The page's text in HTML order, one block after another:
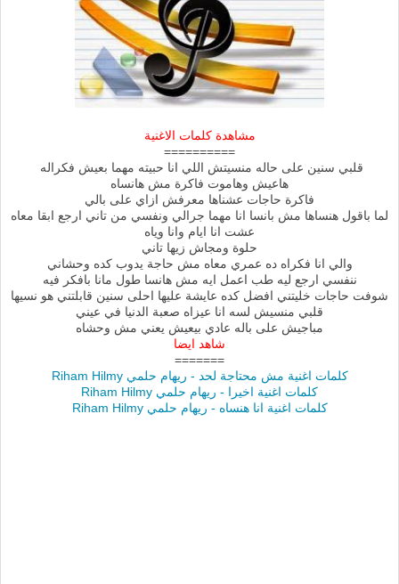
مشاهدة كلمات الاغنية
==========
قلبي سنين على حاله منسيتش اللي انا حبيته مهما بعيش فكراله
هاعيش وهاموت فاكرة مش هانساه
فاكرة حاجات عشناها معرفش ازاي على بالي
لما باقول هنساها مش بانسا انا مهما جرالي ونفسي من تاني ارجع ابقا معاه
عشت انا ايام وانا وياه
حلوة ومجاش زيها تاني
والي انا فكراه ده عمري معاه مش حاجة يدوب كده وحشاني
ننفسي ارجع ليه طب اعمل ايه مش هانسا طول مانا بافكر فيه
شوفت حاجات خليتني افضل كده عايشة عليها احلى سنين قابلتني هو نسيها
قلبي منسيش لسه انا عيزاه صعبة الدنيا في عيني
مباجيش على باله عادي بيعيش يعني مش وحشاه
شاهد ايضا
=======
كلمات اغنية مش محتاجة لحد - ريهام حلمي Riham Hilmy
كلمات اغنية اخيرا - ريهام حلمي Riham Hilmy
كلمات اغنية انا هنساه - ريهام حلمي Riham Hilmy